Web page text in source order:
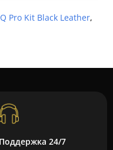
Pro Kit Black Leather,
Поддержка 24/7